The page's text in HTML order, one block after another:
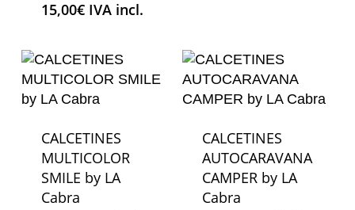
15,00€ IVA incl.
CALCETINES
MULTICOLOR
SMILE by LA
Cabra
CALCETINES
AUTOCARAVANA
CAMPER by LA
Cabra